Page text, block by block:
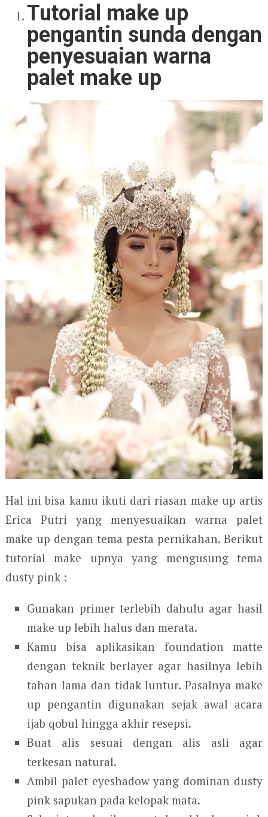
Tutorial make up
pengantin sunda dengan
penyesuaian warna
palet make up
Hal ini bisa kamu ikuti dari riasan make up artis
Erica Putri yang menyesuaikan warna palet
make up dengan tema pesta pernikahan. Berikut
tutorial make upnya yang mengusung tema
dusty pink :
Gunakan primer terlebih dahulu agar hasil
make up lebih halus dan merata.
Kamu bisa aplikasikan foundation matte
dengan teknik berlayer agar hasilnya lebih
tahan lama dan tidak luntur. Pasalnya make
up pengantin digunakan sejak awal acara
ijab qobul hingga akhir resepsi.
Buat alis sesuai dengan alis asli agar
terkesan natural.
Ambil palet eyeshadow yang dominan dusty
pink sapukan pada kelopak mata.